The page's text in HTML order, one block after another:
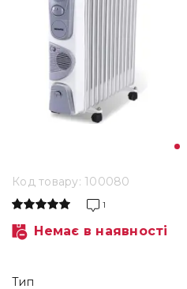
Код товару: 100080
1
Немає в наявності
Тип